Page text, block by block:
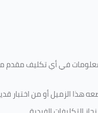
معلومات في أي تكليف
هذا الزميل أو من اختبار